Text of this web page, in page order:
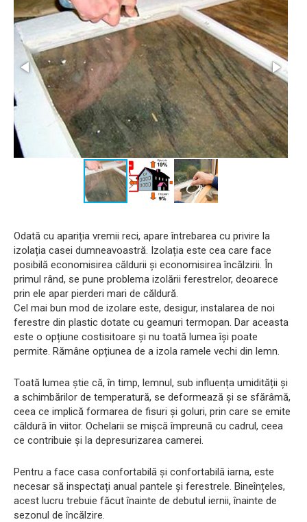
Odată cu apariția vremii reci, apare întrebarea cu privire la
izolația casei dumneavoastră. Izolația este cea care face
posibilă economisirea căldurii și economisirea încălzirii. În
primul rând, se pune problema izolării ferestrelor, deoarece
prin ele apar pierderi mari de căldură.
Cel mai bun mod de izolare este, desigur, instalarea de noi
ferestre din plastic dotate cu geamuri termopan. Dar aceasta
este o opțiune costisitoare și nu toată lumea își poate
permite. Rămâne opțiunea de a izola ramele vechi din lemn.
Toată lumea știe că, în timp, lemnul, sub influența umidității și
a schimbărilor de temperatură, se deformează și se sfărâmă,
ceea ce implică formarea de fisuri și goluri, prin care se emite
căldură în viitor. Ochelarii se mișcă împreună cu cadrul, ceea
ce contribuie și la depresurizarea camerei.
Pentru a face casa confortabilă și confortabilă iarna, este
necesar să inspectați anual pantele și ferestrele. Bineînțeles,
acest lucru trebuie făcut înainte de debutul iernii, înainte de
sezonul de încălzire.